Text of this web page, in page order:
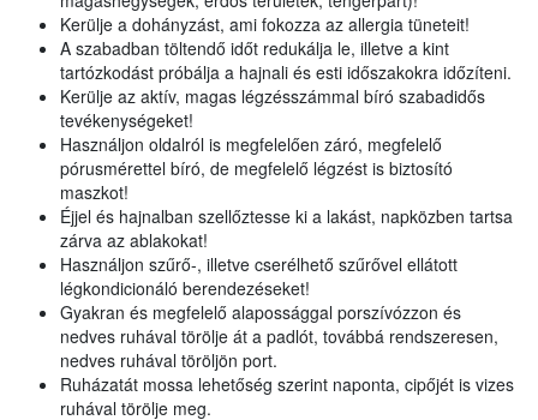
Kerülje a dohányzást, ami fokozza az allergia tüneteit!
A szabadban töltendő időt redukálja le, illetve a kint
tartózkodást próbálja a hajnali és esti időszakokra időzíteni.
Kerülje az aktív, magas légzésszámmal bíró szabadidős
tevékenységeket!
Használjon oldalról is megfelelően záró, megfelelő
pórusmérettel bíró, de megfelelő légzést is biztosító
maszkot!
Éjjel és hajnalban szellőztesse ki a lakást, napközben tartsa
zárva az ablakokat!
Használjon szűrő-, illetve cserélhető szűrővel ellátott
légkondicionáló berendezéseket!
Gyakran és megfelelő alapossággal porszívózzon és
nedves ruhával törölje át a padlót, továbbá rendszeresen,
nedves ruhával töröljön port.
Ruházatát mossa lehetőség szerint naponta, cipőjét is vizes
ruhával törölje meg.